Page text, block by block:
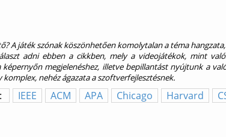
A játék szónak köszönhetően komolytalan a téma
adni ebben a cikkben, mely a videojátékok, mint
képernyőn megjelenéshez, illetve bepillantást nyújtunk a
nehéz ágazata a szoftverfejlesztésnek.
IEEE ACM APA Chicago Harvard